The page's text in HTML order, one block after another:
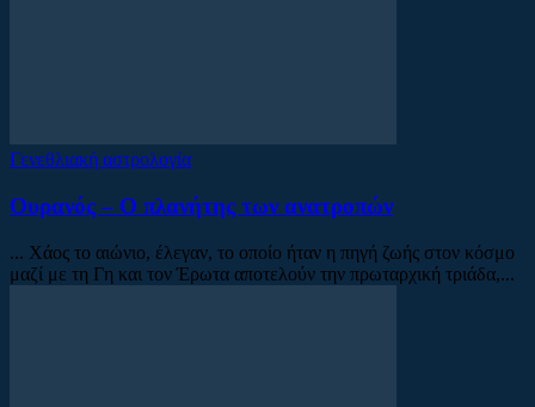
Γενεθλιακή αστρολογία
Ουρανός – Ο πλανήτης των ανατροπών
... Χάος το αιώνιο, έλεγαν, το οποίο ήταν η πηγή ζωής στον κόσμο
μαζί με τη Γη και τον Έρωτα αποτελούν την πρωταρχική τριάδα,...